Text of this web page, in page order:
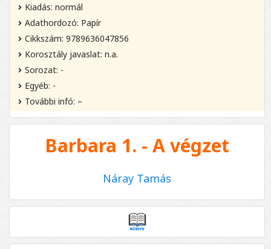
Kiadás: normál
Adathordozó: Papír
Cikkszám: 9789636047856
Korosztály javaslat: n.a.
Sorozat: -
Egyéb: -
További infó: –
Barbara 1. - A végzet
Náray Tamás